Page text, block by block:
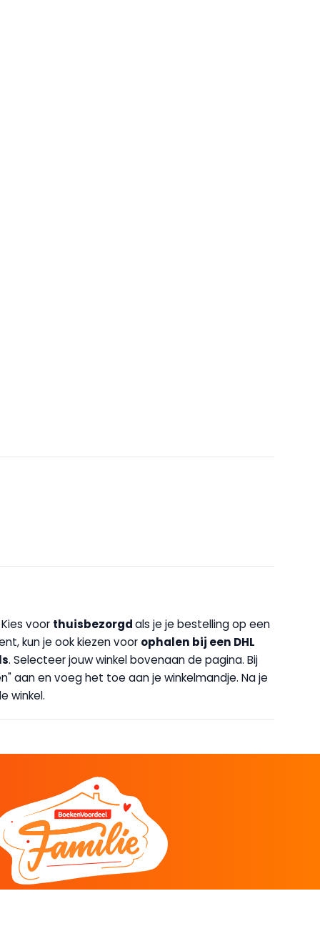
voor thuisbezorgdals je je bestelling op een
kun je ook kiezen voor ophalen bij een DHL
. Selecteer jouw winkel bovenaan de pagina. Bij
aan en voeg het toe aan je winkelmandje. Na je
winkel.